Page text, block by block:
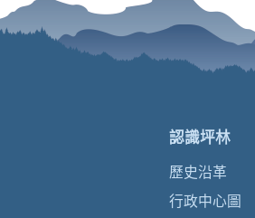
認識坪林
歷史沿革
行政中心圖